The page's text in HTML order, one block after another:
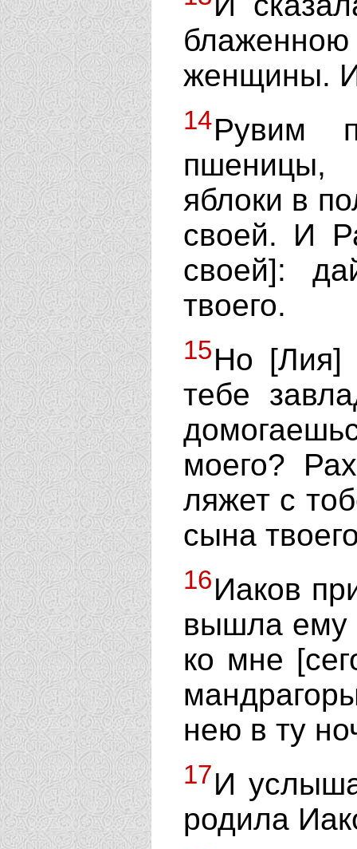
женщины.
14Рувим
пшеницы,
яблоки в
своей. И
своей]:
твоего.
15Но [Лия]
тебе
моего?
ляжет с
сына
16Иаков
вышла ему
ко мне
нею в ту
17И
родила